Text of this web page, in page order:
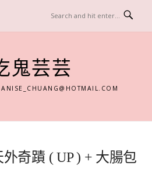
鬼芸芸
ANISE_CHUANG@HOTMAIL.COM
奇蹟 ( UP ) + 大腸包